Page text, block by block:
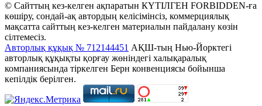
© Сайттың кез-келген ақпаратын КҮТІЛГЕН FORBIDDEN-ға
көшіру, сондай-ақ автордың келісімінсіз, коммерциялық
мақсатта сайттың кез-келген материалын пайдалану көзін
сілтемесіз.
Авторлық құқық № 712144451 АҚШ-тың Нью-Йорктегі
авторлық құқықты қорғау жөніндегі халықаралық
компаниясында тіркелген Берн конвенциясы бойынша
кепілдік берілген.